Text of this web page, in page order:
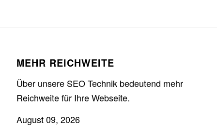
MEHR REICHWEITE
Über unsere SEO Technik bedeutend mehr
Reichweite für Ihre Webseite.
August 09, 2026